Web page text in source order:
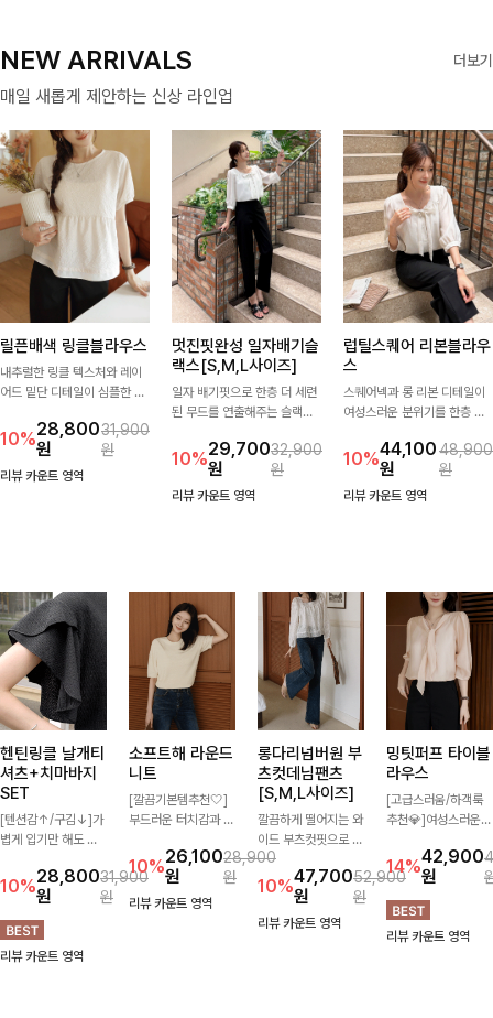
NEW ARRIVALS 더보기
매일 새롭게 제안하는 신상 라인업
릴픈배색 링클블라우스
내추럴한 링클 텍스처와 레이
어드 밑단 디테일이 심플한 디
볍게 툭 입기만 해도 멋스러운
스타일을 완성해드려요- 여유
로운 핏으로 군살은 자연스럽
10%28,800
원
31,900
원
리뷰 카운트 영역
멋진핏완성 일자배기슬
랙스[S,M,L사이즈]
일자 배기핏으로 한층 더 세련
된 무드를 연출해주는 슬랙스
장으로 상의를 어떤 스타일과
매치해도 멋스럽게 완성돼요.
10%29,700
원
32,900
원
리뷰 카운트 영역
럽틸스퀘어 리본블라우
스
스퀘어넥과 롱 리본 디테일이
여성스러운 분위기를 한층 더
스럽게 잡힌 셔링과 봉긋한 소
매가 여리한 실루엣을 연출해
특별한 날은 물론 데일리룩으
10%44,100
원
48,900
원
리뷰 카운트 영역
헨틴링클 날개티
셔츠+치마바지
SET
[텐션감↑/구김↓]가
볍게 입기만 해도 코
아이템으로, 자연스럽
게 퍼지는 프릴 날개
소매가 우아한 포인트
를 더해드립니다💕
잔잔한 링클 텍스처
10%28,800
원
31,900
원
리뷰 카운트 영역
소프트해 라운드
니트
[깔끔기본템추천🤍]
부드러운 터치감과 군
로 매일 손이 가는 자
체제작 니트입니다.
자연스럽게 떨어지는
10%26,100
원
28,900
원
리뷰 카운트 영역
롱다리넘버원 부
츠컷데님팬츠
[S,M,L사이즈]
깔끔하게 떨어지는 와
이드 부츠컷핏으로 다
리 라인을 길어 보이
게 연출해주는 데님
팬츠입니다. 은은한
워싱이 더해져 캐주얼
10%47,700
원
52,900
원
리뷰 카운트 영역
밍팃퍼프 타이블
라우스
[고급스러움/하객룩
추천💎]여성스러운
디테일이 어우러져 우
아한 무드를 완성해주
는 7부 블라우스 🤍
여유로운 7부 소매로
편안하게 착용되며 데
14%42,900
원
리뷰 카운트 영역